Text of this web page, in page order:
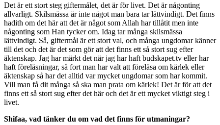
Det är ett stort steg giftermålet, det är för livet. Det är någonting
allvarligt. Skilsmässa är inte något man bara tar lättvindigt. Det finns
hadith om det här att det är något som Allah har tillåtit men inte
någonting som Han tycker om. Idag tar många skilsmässa
lättvindigt. Så, giftermål är ett stort val, och många ungdomar känner
till det och det är det som gör att det finns ett så stort sug efter
äktenskap. Jag har märkt det när jag har haft budskapet.tv eller har
haft föreläsningar, så fort man har valt att föreläsa om kärlek eller
äktenskap så har det alltid var mycket ungdomar som har kommit.
Vill man få dit många så ska man prata om kärlek! Det är för att det
finns ett så stort sug efter det här och det är ett mycket viktigt steg i
livet.
Shifaa, vad tänker du om vad det finns för utmaningar?